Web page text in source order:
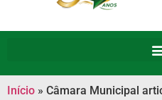
Início » Câmara Municipal